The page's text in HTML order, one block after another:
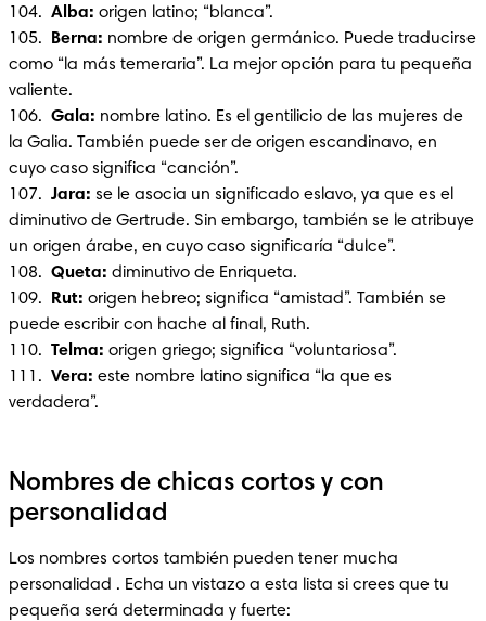
104. Alba: origen latino; “blanca”.
105.
Berna: nombre de origen germánico. Puede traducirse
como “la más temeraria”. La mejor opción para tu pequeña
valiente.
106. Gala: nombre latino. Es el gentilicio de las mujeres de
la Galia. También puede ser de origen escandinavo, en
cuyo caso significa “canción”.
107. Jara: se le asocia un significado eslavo, ya que es el
diminutivo de Gertrude. Sin embargo, también se le atribuye
un origen árabe, en cuyo caso significaría “dulce”.
108. Queta: diminutivo de Enriqueta.
109.
Rut: origen hebreo; significa “amistad”. También se
puede escribir con hache al final, Ruth.
110. Telma: origen griego; significa “voluntariosa”.
111. Vera: este nombre latino significa “la que es
verdadera”.
Nombres de chicas cortos y con
personalidad
Los nombres cortos también pueden tener mucha
personalidad . Echa un vistazo a esta lista si crees que tu
pequeña será determinada y fuerte: